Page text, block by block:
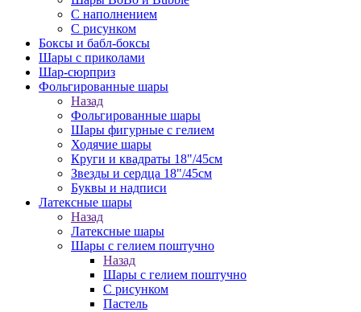
С наполнением
С рисунком
Боксы и бабл-боксы
Шары с приколами
Шар-сюрприз
Фольгированные шары
Назад
Фольгированные шары
Шары фигурные с гелием
Ходячие шары
Круги и квадраты 18"/45см
Звезды и сердца 18"/45см
Буквы и надписи
Латексные шары
Назад
Латексные шары
Шары с гелием поштучно
Назад
Шары с гелием поштучно
С рисунком
Пастель